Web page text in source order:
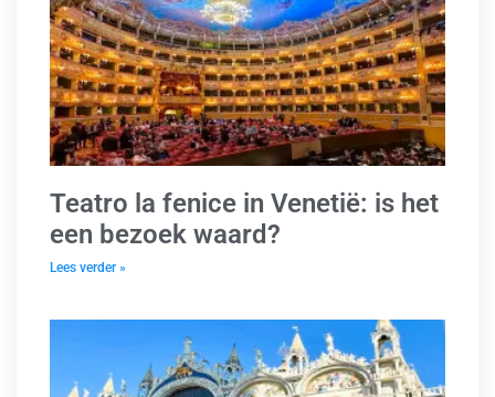
Teatro la fenice in Venetië: is het
een bezoek waard?
Lees verder »